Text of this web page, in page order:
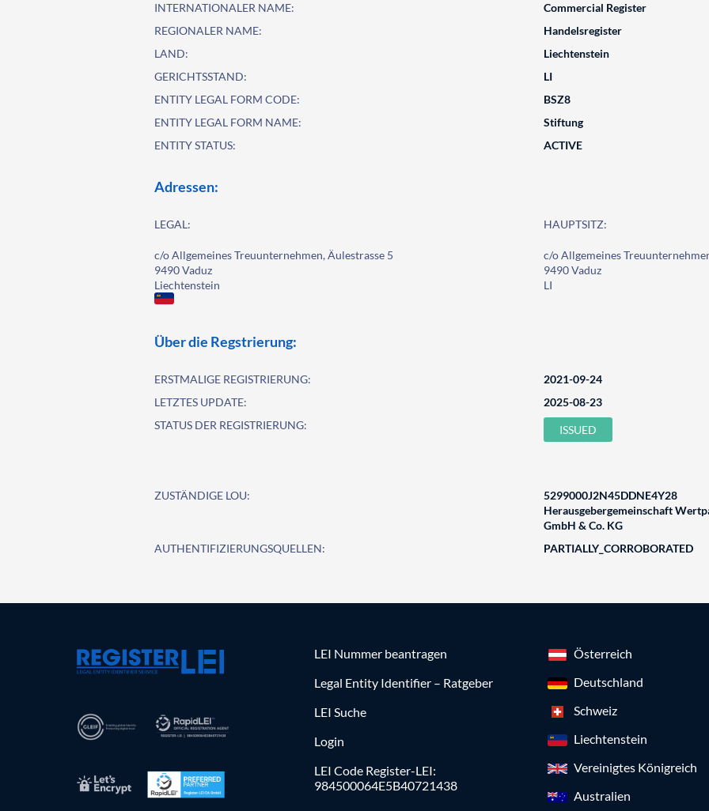
INTERNATIONALER NAME:
Commercial Register
REGIONALER NAME:
Handelsregister
LAND:
Liechtenstein
GERICHTSSTAND:
LI
ENTITY LEGAL FORM CODE:
BSZ8
ENTITY LEGAL FORM NAME:
Stiftung
ENTITY STATUS:
ACTIVE
Adressen:
LEGAL:
c/o Allgemeines Treuunternehmen, Äulestrasse 5
9490 Vaduz
Liechtenstein
HAUPTSITZ:
c/o Allgemeines
9490 Vaduz
LI
Über die Regstrierung:
ERSTMALIGE REGISTRIERUNG:
2021-09-24
LETZTES UPDATE:
2025-08-23
STATUS DER REGISTRIERUNG:
ISSUED
ZUSTÄNDIGE LOU:
5299000J2N45DDNE4Y28
Herausgebergemeinschaft
GmbH & Co. KG
AUTHENTIFIZIERUNGSQUELLEN:
PARTIALLY_CORROBORATED
LEI Nummer beantragen
Legal Entity Identifier – Ratgeber
LEI Suche
Login
LEI Code Register-LEI:
984500064E5B40721438
Österreich
Deutschland
Schweiz
Liechtenstein
Vereinigtes Königreich
Australien